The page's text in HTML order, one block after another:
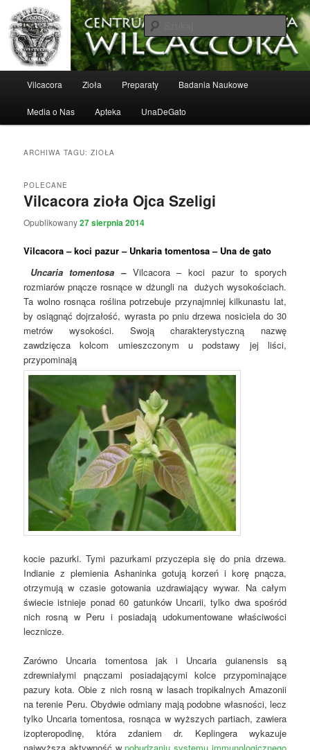
Vilcacora Una de Gato
Vilcacora i inne zioła, wspomaganie leczenia nowotworów, lekarze
specjaliści. Ścisła współpraca z Instytutem IPIFA, stosujemy opracowane w
Instytucie kuracje. Leczenie przy pomocy ziół, Vilcacora, cordyceps,reishi i
innych
Przeskocz
do
Przeskocz
do
Vilcacora Zioła Preparaty Badania Naukowe
Media o Nas Apteka UnaDeGato
ARCHIWA TAGU:ZIOŁA
Vilcacora zioła Ojca Szeligi
POLECANE
Opublikowany27 sierpnia 2014
Vilcacora – koci pazur – Unkaria tomentosa – Una de gato
Uncaria tomentosa –Vilcacora – koci pazur to sporych
rozmiarów pnącze rosnące w dżungli na dużych wysokościach.
Ta wolno rosnąca roślina potrzebuje przynajmniej kilkunastu lat,
by osiągnąć dojrzałość, wyrasta po pniu drzewa nosiciela do 30
metrów wysokości. Swoją charakterystyczną nazwę
zawdzięcza kolcom umieszczonym u podstawy jej liści,
przypominają
kocie pazurki. Tymi pazurkami przyczepia się do pnia drzewa.
Indianie z plemienia Ashaninka gotują korzeń i korę pnącza,
otrzymują w czasie gotowania uzdrawiający wywar. Na całym
świecie istnieje ponad 60 gatunków Uncarii, tylko dwa spośród
nich rosną w Peru i posiadają udokumentowane właściwości
lecznicze.
Zarówno Uncaria tomentosa jak i Uncaria guianensis są
zdrewniałymi pnączami posiadającymi kolce przypominające
pazury kota. Obie z nich rosną w lasach tropikalnych Amazonii
na terenie Peru. Obydwie odmiany mają podobne własności, lecz
tylko Uncaria tomentosa, rosnąca w wyższych partiach, zawiera
izopteropodinę, która zdaniem dr. Keplingera wykazuje
najwyższą aktywność wpobudzaniu systemu immunologicznego